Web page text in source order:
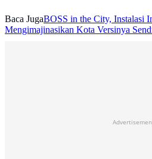
Baca JugaBOSS in the City, Instalasi
Mengimajinasikan Kota Versinya